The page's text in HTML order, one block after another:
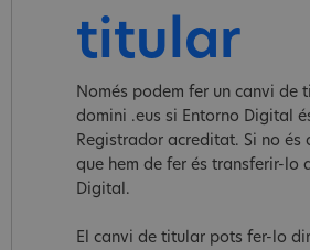
titular
Només podem fer un canvi de
domini .eus si Entorno Digital
Registrador acreditat. Si no és
que hem de fer és transferir-lo
Digital.
El canvi de titular pots fer-lo